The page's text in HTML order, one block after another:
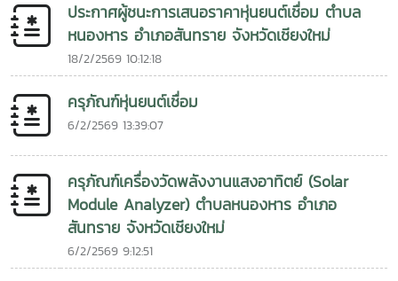
ประกาศผู้ชนะการเสนอราคาหุ่นยนต์เชื่อม ตำบล
หนองหาร อำเภอสันทราย จังหวัดเชียงใหม่
18/2/2569 10:12:18
ครุภัณฑ์หุ่นยนต์เชื่อม
6/2/2569 13:39:07
ครุภัณฑ์เครื่องวัดพลังงานแสงอาทิตย์ (Solar
Module Analyzer) ตำบลหนองหาร อำเภอ
สันทราย จังหวัดเชียงใหม่
6/2/2569 9:12:51